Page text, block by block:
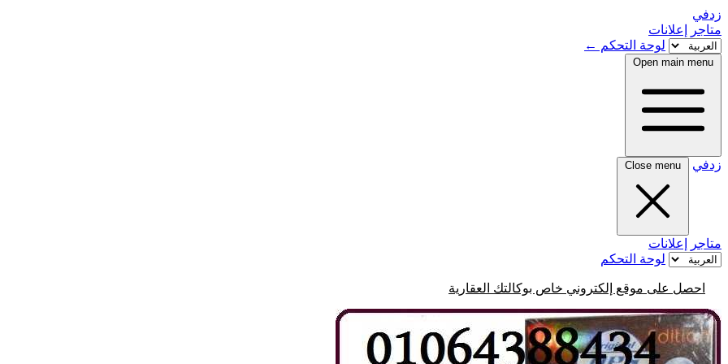
زدفي
متاجر
إعلانات
لوحة التحكم ←
Open main menu
زدفي Close menu
متاجر
إعلانات
لوحة التحكم
احصل على موقع إلكتروني خاص بوكالتك العقارية